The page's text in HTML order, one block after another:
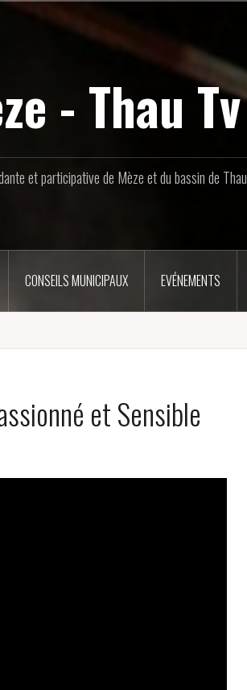
- Thau Tv
et participative de Mèze et du bassin de Thau
CONSEILS MUNICIPAUX EVÉNEMENTS
et Sensible